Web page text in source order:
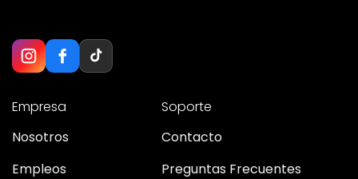
Empresa
Nosotros
Empleos
Soporte
Contacto
Preguntas Frecuentes